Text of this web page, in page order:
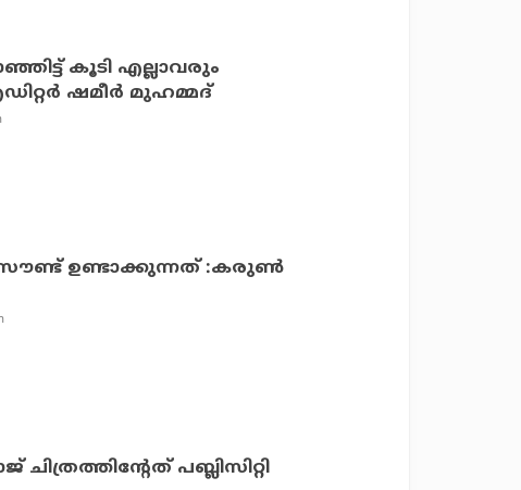
കൂടി എല്ലാവരും
ഷമീര്‍ മുഹമ്മദ്
സൗണ്ട് ഉണ്ടാക്കുന്നത് :കരുൺ
പബ്ലിസിറ്റി